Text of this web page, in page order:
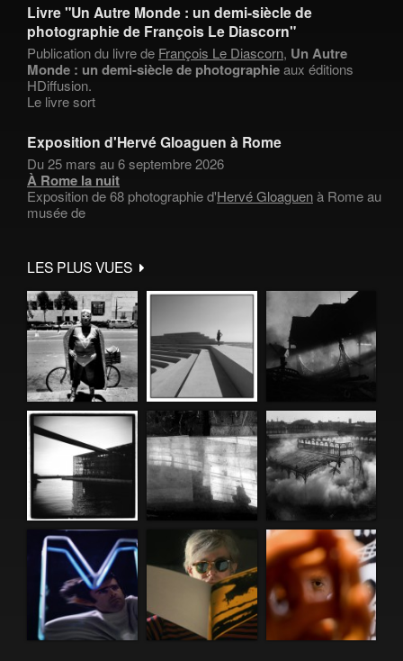
Livre "Un Autre Monde : un demi-siècle de
photographie de François Le Diascorn"
Publication du livre de François Le Diascorn, Un Autre
Monde : un demi-siècle de photographieaux éditions
HDiffusion.
Le livre sort
Exposition d'Hervé Gloaguen à Rome
Du 25 mars au 6 septembre 2026
À Rome la nuit
Exposition de 68 photographie d'Hervé Gloaguenà Rome au
musée de
LES PLUS VUES